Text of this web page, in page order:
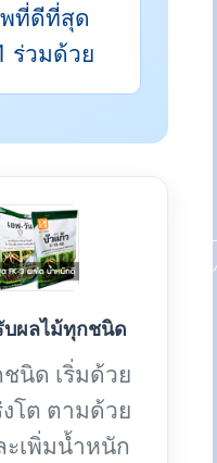
ที่ดีที่สุด
ร่วมด้วย
บผลไม้ทุกชนิด
นิด เริ่มด้วย
โต ตามด้วย
ะเพิ่มน้ำหนัก